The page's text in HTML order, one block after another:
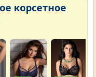
корсетное